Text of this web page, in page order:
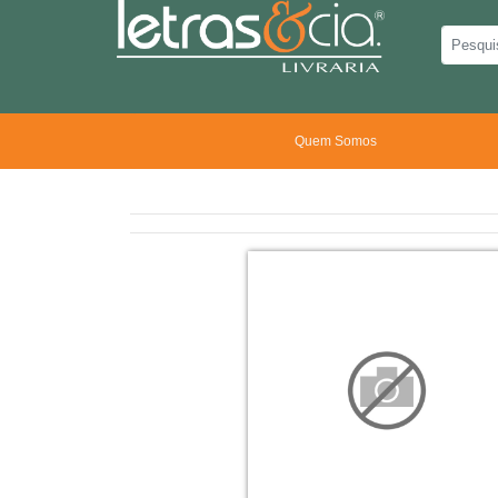
Quem Somos